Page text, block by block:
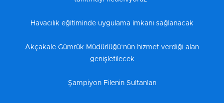
Havacılık eğitiminde uygulama imkanı sağlanacak
Akçakale Gümrük Müdürlüğü’nün hizmet verdiği alan
genişletilecek
Şampiyon Filenin Sultanları